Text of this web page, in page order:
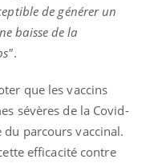
de générer un
baisse de la
.
que les vaccins
sévères de la Covid-
parcours vaccinal.
efficacité contre